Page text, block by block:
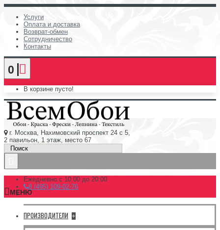
Услуги
Оплата и доставка
Возврат-обмен
Сотрудничество
Контакты
0
В корзине пусто!
г. Москва, Нахимовский проспект 24 с 5,
2 павильон, 1 этаж, место 67
Ежедневно с 10:00 до 20:00
8 (495) 109-02-76
МЕНЮ
ПРОИЗВОДИТЕЛИ +